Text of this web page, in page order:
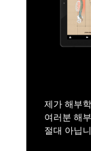
제가 해부
여러분 해
절대 아닙